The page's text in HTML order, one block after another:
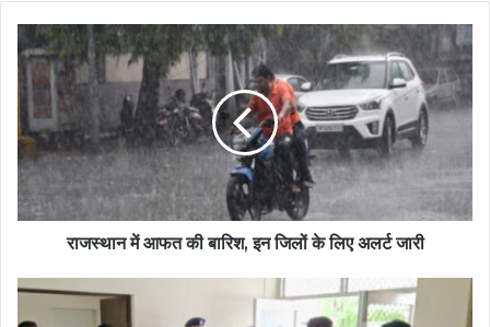
राजस्थान में आफत की बारिश, इन जिलों के लिए अलर्ट जारी